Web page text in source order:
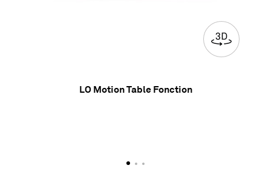
LO Motion Table Fonction